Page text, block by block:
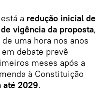
a redução inicial de
vigência da proposta,
uma hora nos anos
debate prevê
meses após a
à Constituição
até 2029.